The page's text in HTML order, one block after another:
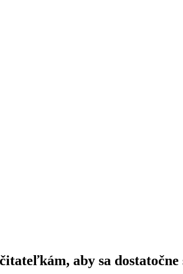
aby sa